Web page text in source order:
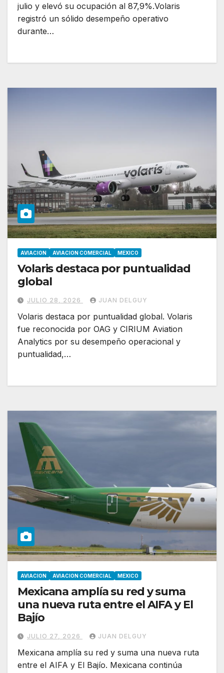
julio y elevó su ocupación al 87,9%.Volaris
registró un sólido desempeño operativo
durante…
AVIACION AVIACION COMERCIAL MEXICO
Volaris destaca por puntualidad
global
JULIO 28, 2026 JUAN DELGUY
Volaris destaca por puntualidad global. Volaris
fue reconocida por OAG y CIRIUM Aviation
Analytics por su desempeño operacional y
puntualidad,…
AVIACION AVIACION COMERCIAL MEXICO
Mexicana amplía su red y suma
una nueva ruta entre el AIFA y El
Bajío
JULIO 27, 2026 JUAN DELGUY
Mexicana amplía su red y suma una nueva ruta
entre el AIFA y El Bajío. Mexicana continúa